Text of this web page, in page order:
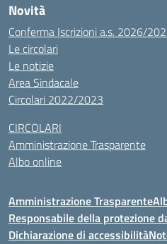
Novità
Conferma Iscrizioni a.s. 2026/
Le circolari
Le notizie
Area Sindacale
Circolari 2022/2023
CIRCOLARI
Amministrazione Trasparente
Albo online
Amministrazione Trasparente
Responsabile della protezione
Dichiarazione di accessibilità